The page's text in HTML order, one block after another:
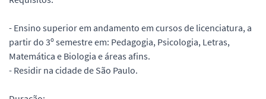
- Ensino superior em andamento em cursos de licenciatura, a
partir do 3º semestre em: Pedagogia, Psicologia, Letras,
Matemática e Biologia e áreas afins.
- Residir na cidade de São Paulo.